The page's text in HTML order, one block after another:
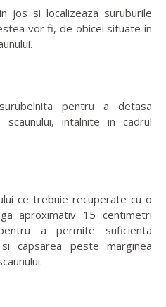
jos si localizeaza suruburile
vor fi, de obicei situate in
pentru a detasa
intalnite in cadrul
ce trebuie recuperate cu o
aproximativ 15 centimetri
a permite suficienta
capsarea peste marginea